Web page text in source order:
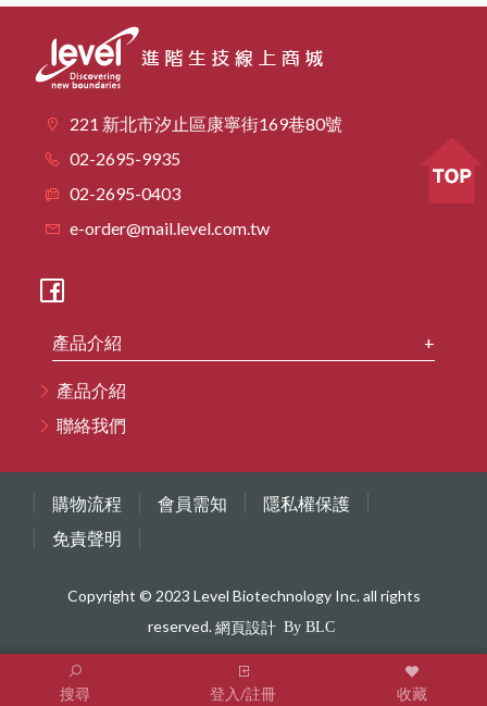
搜尋 登入/註冊 收藏
221 新北市汐止區康寧街169巷80號
02-2695-9935
02-2695-0403
e-order@mail.level.com.tw
產品介紹
產品介紹
聯絡我們
購物流程 會員需知
隱私權保護
免責聲明
Copyright © 2023 Level Biotechnology Inc. all rights
reserved.網頁設計